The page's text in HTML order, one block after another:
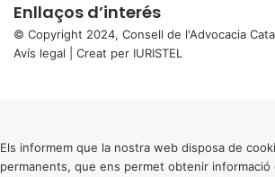
Enllaços d’interés
© Copyright 2024, Consell de l'Advocacia
Avís legal | Creat per IURISTEL
button
Els informem que la nostra web disposa de
permanents, que ens permet obtenir informació